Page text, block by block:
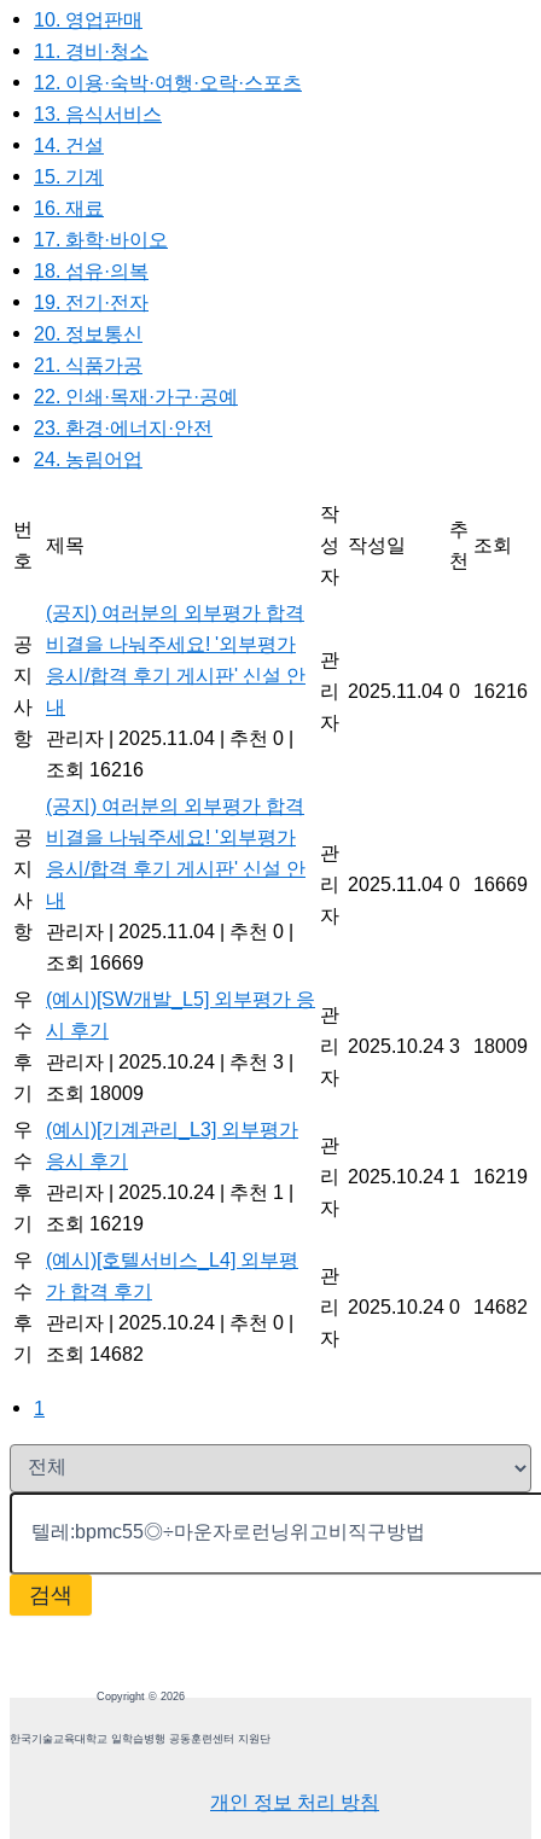
10. 영업판매
11. 경비·청소
12. 이용·숙박·여행·오락·스포츠
13. 음식서비스
14. 건설
15. 기계
16. 재료
17. 화학·바이오
18. 섬유·의복
19. 전기·전자
20. 정보통신
21. 식품가공
22. 인쇄·목재·가구·공예
23. 환경·에너지·안전
24. 농림어업
번
호
제목
작
성
자
작성일
추
천
조회
공
지
사
항
(공지) 여러분의 외부평가 합격
비결을 나눠주세요! '외부평가
응시/합격 후기 게시판' 신설 안
내
관리자 | 2025.11.04 | 추천 0 |
조회 16216
관
리
자
2025.11.04 0 16216
공
지
사
항
(공지) 여러분의 외부평가 합격
비결을 나눠주세요! '외부평가
응시/합격 후기 게시판' 신설 안
내
관리자 | 2025.11.04 | 추천 0 |
조회 16669
관
리
자
2025.11.04 0 16669
우
수
후
기
(예시)[SW개발_L5] 외부평가 응
시 후기
관리자 | 2025.10.24 | 추천 3 |
조회 18009
관
리
자
2025.10.24 3 18009
우
수
후
기
(예시)[기계관리_L3] 외부평가
응시 후기
관리자 | 2025.10.24 | 추천 1 |
조회 16219
관
리
자
2025.10.24 1 16219
우
수
후
기
(예시)[호텔서비스_L4] 외부평
가 합격 후기
관리자 | 2025.10.24 | 추천 0 |
조회 14682
관
리
자
2025.10.24 0 14682
1
검색
Copyright © 2026
한국기술교육대학교 일학습병행 공동훈련센터 지원단
개인 정보 처리 방침